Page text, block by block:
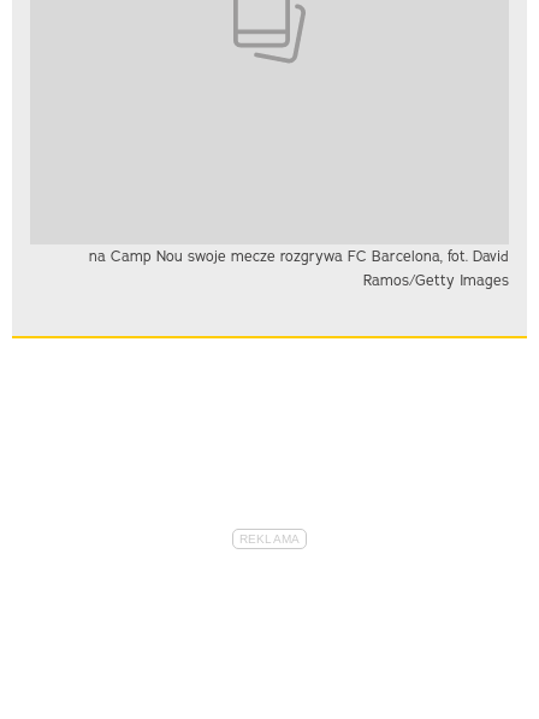
na Camp Nou swoje mecze rozgrywa FC Barcelona, fot. David
Ramos/Getty Images